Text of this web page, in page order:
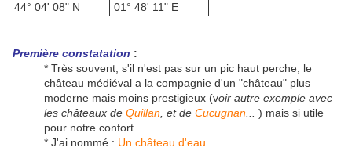
44° 04' 08" N
01° 48' 11" E
Première constatation :
* Très souvent, s'il n'est pas sur un pic haut perche, le
château médiéval a la compagnie d'un "château" plus
moderne mais moins prestigieux (voir autre exemple avec
les châteaux de Quillan , et de Cucugnan
) mais si utile
pour notre confort.
* J'ai nommé : Un château d'eau